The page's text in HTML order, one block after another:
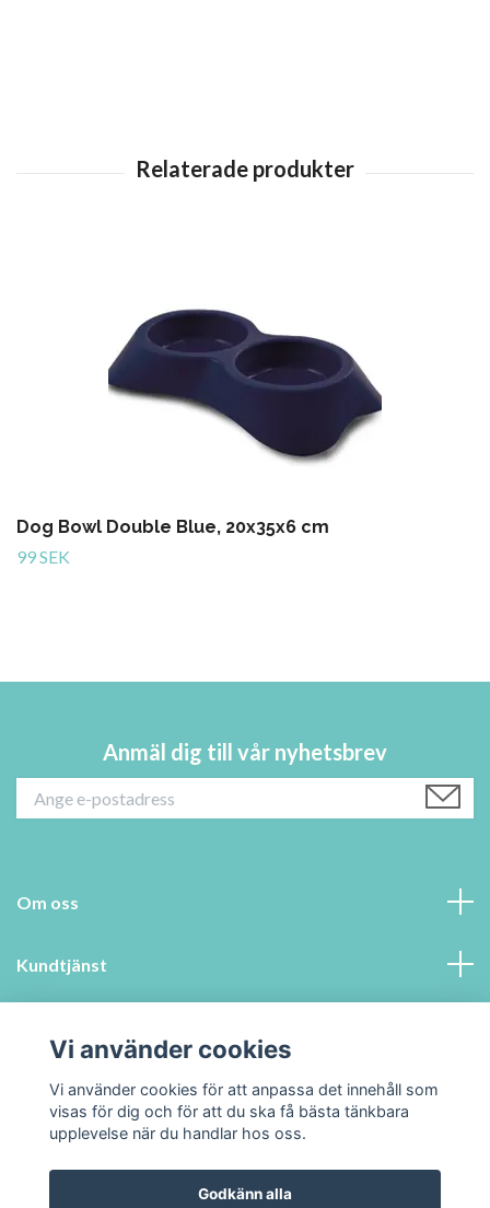
Dog Bowl Double Blue, 20x35x6 cm
99 SEK
Anmäl dig till vår nyhetsbrev
Om oss
Kundtjänst
Sociala medier
Vi använder cookies
Vi använder cookies för att anpassa det innehåll som
visas för dig och för att du ska få bästa tänkbara
upplevelse när du handlar hos oss.
Godkänn alla